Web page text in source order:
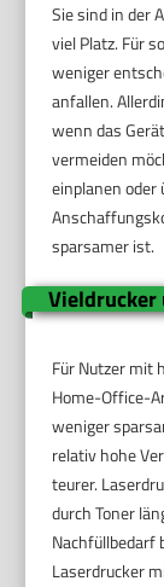
Sie sind in der
viel Platz. Für
weniger
anfallen.
wenn das
vermeiden
einplanen oder
sparsamer ist.
Vieldrucker
Für Nutzer mit
Home-Office-
weniger
relativ hohe
teurer.
durch Toner
Laserdrucker